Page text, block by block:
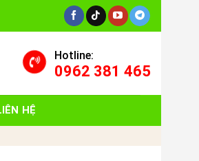
Hotline:
0962 381 465
HỆ